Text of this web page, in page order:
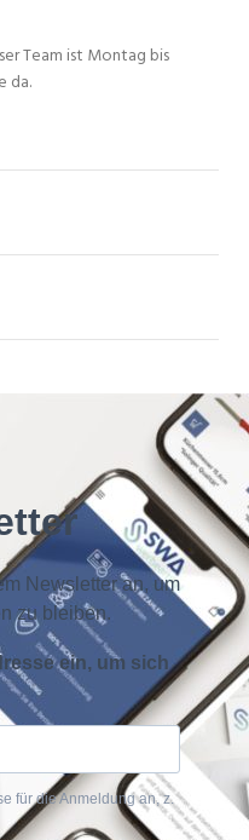
Team ist Montag bis
da.
Newsletter an, um
zu bleiben.
ein, um sich
für die Anmeldung an, z.